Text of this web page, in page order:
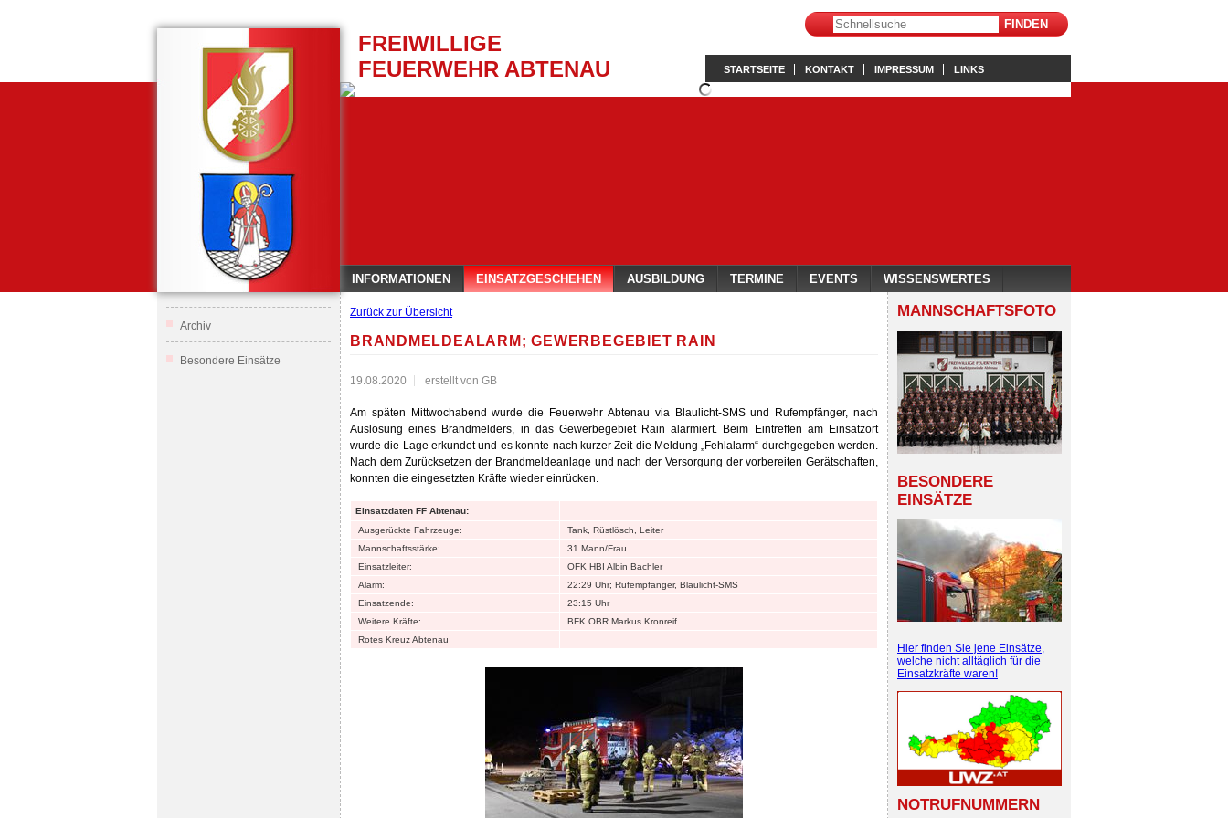
FREIWILLIGE
FEUERWEHR ABTENAU
STARTSEITE KONTAKT IMPRESSUM LINKS
INFORMATIONEN EINSATZGESCHEHEN AUSBILDUNG TERMINE EVENTS WISSENSWERTES
Archiv
Besondere Einsätze
Zurück zur Übersicht
BRANDMELDEALARM; GEWERBEGEBIET RAIN
19.08.2020 erstellt von GB
Am späten Mittwochabend wurde die Feuerwehr Abtenau via Blaulicht-SMS und Rufempfänger, nach
Auslösung eines Brandmelders, in das Gewerbegebiet Rain alarmiert. Beim Eintreffen am Einsatzort
wurde die Lage erkundet und es konnte nach kurzer Zeit die Meldung „Fehlalarm“ durchgegeben werden.
Nach dem Zurücksetzen der Brandmeldeanlage und nach der Versorgung der vorbereiten Gerätschaften,
konnten die eingesetzten Kräfte wieder einrücken.
Einsatzdaten FF Abtenau:
Ausgerückte Fahrzeuge:
Tank, Rüstlösch, Leiter
Mannschaftsstärke:
31 Mann/Frau
Einsatzleiter:
OFK HBI Albin Bachler
Alarm:
22:29 Uhr; Rufempfänger, Blaulicht-SMS
Einsatzende:
23:15 Uhr
Weitere Kräfte:
BFK OBR Markus Kronreif
Rotes Kreuz Abtenau
MANNSCHAFTSFOTO
BESONDERE
EINSÄTZE
Hier finden Sie jene Einsätze,
welche nicht alltäglich für die
Einsatzkräfte waren!
NOTRUFNUMMERN